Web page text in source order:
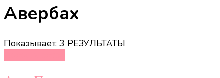
Авербах
Показывает: 3 РЕЗУЛЬТАТЫ